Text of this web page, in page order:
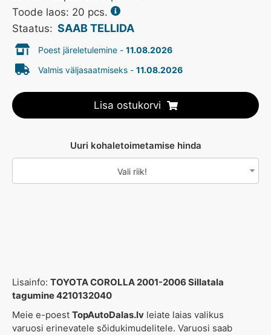
Toode laos: 20 pcs.
Staatus: SAAB TELLIDA
Poest järeletulemine - 11.08.2026
Valmis väljasaatmiseks - 11.08.2026
Lisa ostukorvi
Uuri kohaletoimetamise hinda
Vali riik!
Lisainfo: TOYOTA COROLLA 2001-2006 Sillatala
tagumine 4210132040
Meie e-poest TopAutoDalas.lv leiate laias valikus
varuosi erinevatele sõidukimudelitele. Varuosi saab